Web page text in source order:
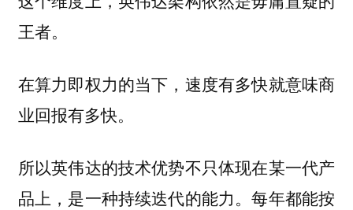
王者。
在算力即权力的当下，速度有多快就意味商
业回报有多快。
所以英伟达的技术优势不只体现在某一代产
品上，是一种持续迭代的能力。每年都能按